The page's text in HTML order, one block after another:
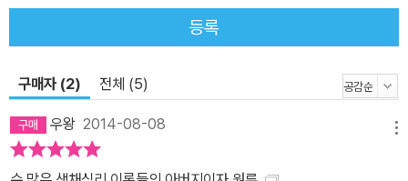
등록
구매자 (2) 전체 (5)
우왕 2014-08-08